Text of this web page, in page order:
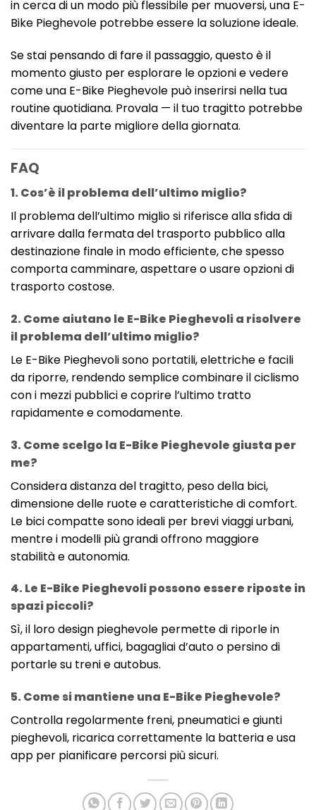
in cerca di un modo più flessibile per muoversi, una E-
Bike Pieghevole potrebbe essere la soluzione ideale.
Se stai pensando di fare il passaggio, questo è il
momento giusto per esplorare le opzioni e vedere
come una E-Bike Pieghevole può inserirsi nella tua
routine quotidiana. Provala — il tuo tragitto potrebbe
diventare la parte migliore della giornata.
FAQ
1. Cos’è il problema dell’ultimo miglio?
Il problema dell’ultimo miglio si riferisce alla sfida di
arrivare dalla fermata del trasporto pubblico alla
destinazione finale in modo efficiente, che spesso
comporta camminare, aspettare o usare opzioni di
trasporto costose.
2. Come aiutano le E-Bike Pieghevoli a risolvere
il problema dell’ultimo miglio?
Le E-Bike Pieghevoli sono portatili, elettriche e facili
da riporre, rendendo semplice combinare il ciclismo
con i mezzi pubblici e coprire l’ultimo tratto
rapidamente e comodamente.
3. Come scelgo la E-Bike Pieghevole giusta per
me?
Considera distanza del tragitto, peso della bici,
dimensione delle ruote e caratteristiche di comfort.
Le bici compatte sono ideali per brevi viaggi urbani,
mentre i modelli più grandi offrono maggiore
stabilità e autonomia.
4. Le E-Bike Pieghevoli possono essere riposte in
spazi piccoli?
Sì, il loro design pieghevole permette di riporle in
appartamenti, uffici, bagagliai d’auto o persino di
portarle su treni e autobus.
5. Come si mantiene una E-Bike Pieghevole?
Controlla regolarmente freni, pneumatici e giunti
pieghevoli, ricarica correttamente la batteria e usa
app per pianificare percorsi più sicuri.